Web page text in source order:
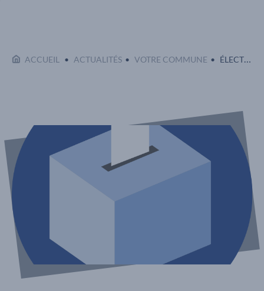
ACCUEIL ACTUALITÉS VOTRE COMMUNE EN COURS :
ÉLECTIONS EUROPÉENNES 09/06/2024